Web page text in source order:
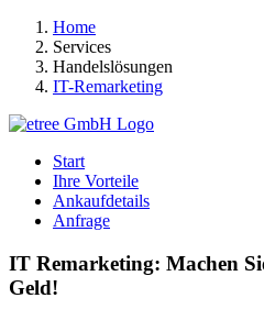
Home
Services
Handelslösungen
IT-Remarketing
Start
Ihre Vorteile
Ankaufdetails
Anfrage
IT Remarketing: Machen
Geld!